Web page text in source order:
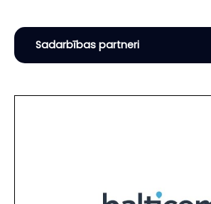
Sadarbības partneri